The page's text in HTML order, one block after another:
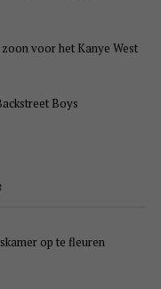
voor het Kanye West
Boys
op te fleuren